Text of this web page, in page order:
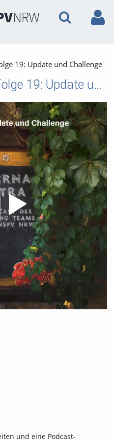
19: Update und Challenge
Taverna Elektra - Folge 19: Update und Challenge
und eine Podcast-